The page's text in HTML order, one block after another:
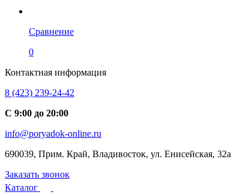
Сравнение
0
Контактная информация
8 (423) 239-24-42
С 9:00 до 20:00
info@poryadok-online.ru
690039, Прим. Край, Владивосток, ул. Енисейская, 32а
Заказать звонок
Каталог